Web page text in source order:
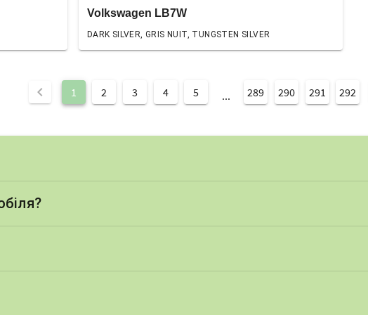
Volkswagen LB7W
DARK SILVER, GRIS NUIT, TUNGSTEN SILVER
chevron_left 1 2 3 4 5 ... 289 290 291 292